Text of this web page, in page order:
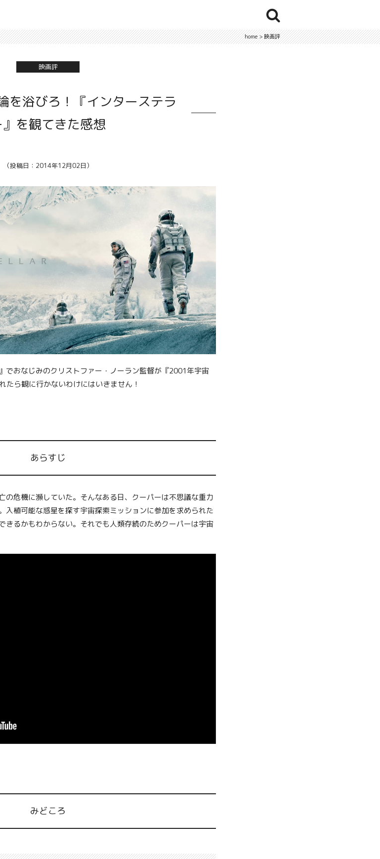
home>映画評
映画評
を浴びろ！『インターステラ
』を観てきた感想
（投稿日：2014年12月02日）
でおなじみのクリストファー・ノーラン監督が『2001年宇宙
たら観に行かないわけにはいきません！
あらすじ
の危機に瀕していた。そんなある日、クーパーは不思議な重力
入植可能な惑星を探す宇宙探索ミッションに参加を求められた
きるかもわからない。それでも人類存続のためクーパーは宇宙
みどころ